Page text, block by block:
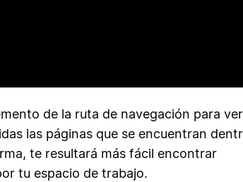
de la ruta de navegación para ver
las páginas que se encuentran
te resultará más fácil encontrar
tu espacio de trabajo.